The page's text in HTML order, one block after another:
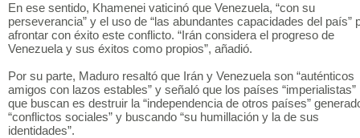
En ese sentido, Khamenei vaticinó que Venezuela, “con su
perseverancia” y el uso de “las abundantes capacidades del país”
afrontar con éxito este conflicto. “Irán considera el progreso de
Venezuela y sus éxitos como propios”, añadió.
Por su parte, Maduro resaltó que Irán y Venezuela son “auténticos
amigos con lazos estables” y señaló que los países “imperialistas”
que buscan es destruir la “independencia de otros países”
“conflictos sociales” y buscando “su humillación y la de sus
identidades”.